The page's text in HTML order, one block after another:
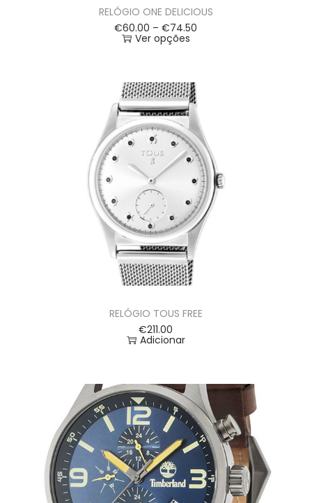
RELÓGIO ONE DELICIOUS
€60.00 – €74.50
Ver opções
RELÓGIO TOUS FREE
€211.00
Adicionar